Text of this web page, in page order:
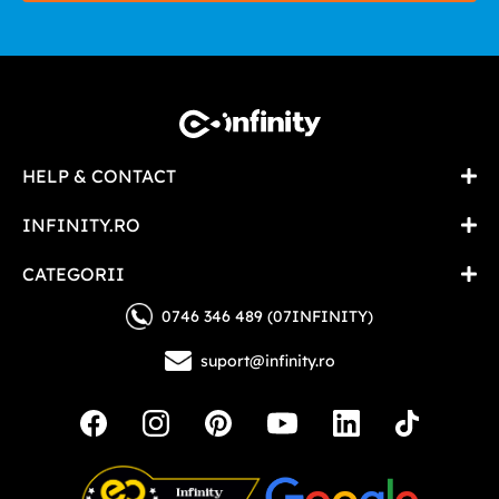
HELP & CONTACT
INFINITY.RO
CATEGORII
0746 346 489 (07INFINITY)
suport@infinity.ro